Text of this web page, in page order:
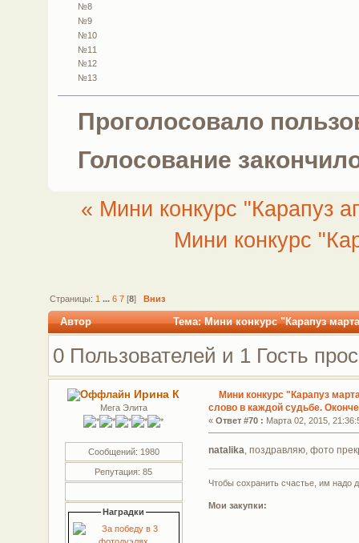
№8
№9
№10
№11
№12
№13
Проголосовало
Голосование
« Мини конкурс "Карапуз
Мини конкурс
Страницы: 1 ... 6 7[8] Вниз
Автор
Тема: Мини конкурс "Карапуз
0 Пользователей и 1 Гость
Ирина К
Мега Элита
Сообщений: 1980
Репутация: 85
Наградки
Мини конкурс "Карапуз
слово в каждой судьбе.
«Ответ #70 : Марта 02, 2015,
natalika, поздравляю, фото
Чтобы сохранить счастье, им надо
Мои закупки: